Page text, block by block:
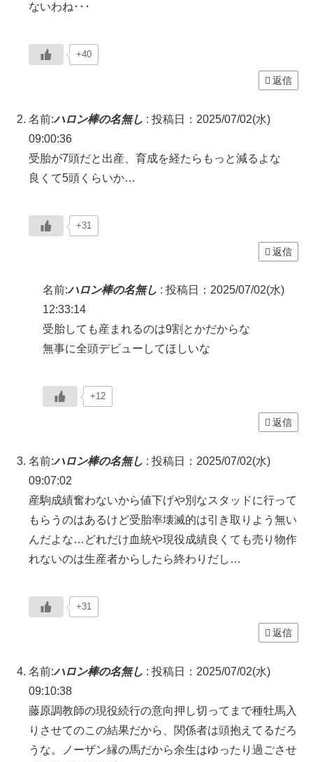
ないわね･･･
+40
返信
名前:ハロン棒の名無し : 投稿日：2025/07/02(水)
09:00:36
受胎が7頭だと出産、育成を経たらもっと減るよな
良くて5頭くらいか…
+31
返信
名前:ハロン棒の名無し : 投稿日：2025/07/02(水)
12:33:14
受胎しても産まれるのは9割とかだからな
無事に全頭デビューしてほしいな
+12
返信
名前:ハロン棒の名無し : 投稿日：2025/07/02(水)
09:07:02
産駒成績奮わないから値下げや別なスタッドに行って
もらうのはあるけど受胎率壊滅的は引き取りよう無い
んだよな…どれだけ血統や現役成績良くても売り物作
れないのは生産者からしたら終わりだし…
+31
返信
名前:ハロン棒の名無し : 投稿日：2025/07/02(水)
09:10:38
藤原調教師の現役続行の意向押し切ってまで種牡馬入
りさせてのこの結果だから、関係者は頭抱えてるだろ
うな。ノーザン縁の馬だから余生はゆったり過ごさせ